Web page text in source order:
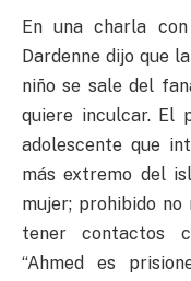
En una charla
Dardenne dijo que
niño se sale del
quiere inculcar. El
adolescente que
más extremo del
mujer; prohibido
tener contactos
“Ahmed es